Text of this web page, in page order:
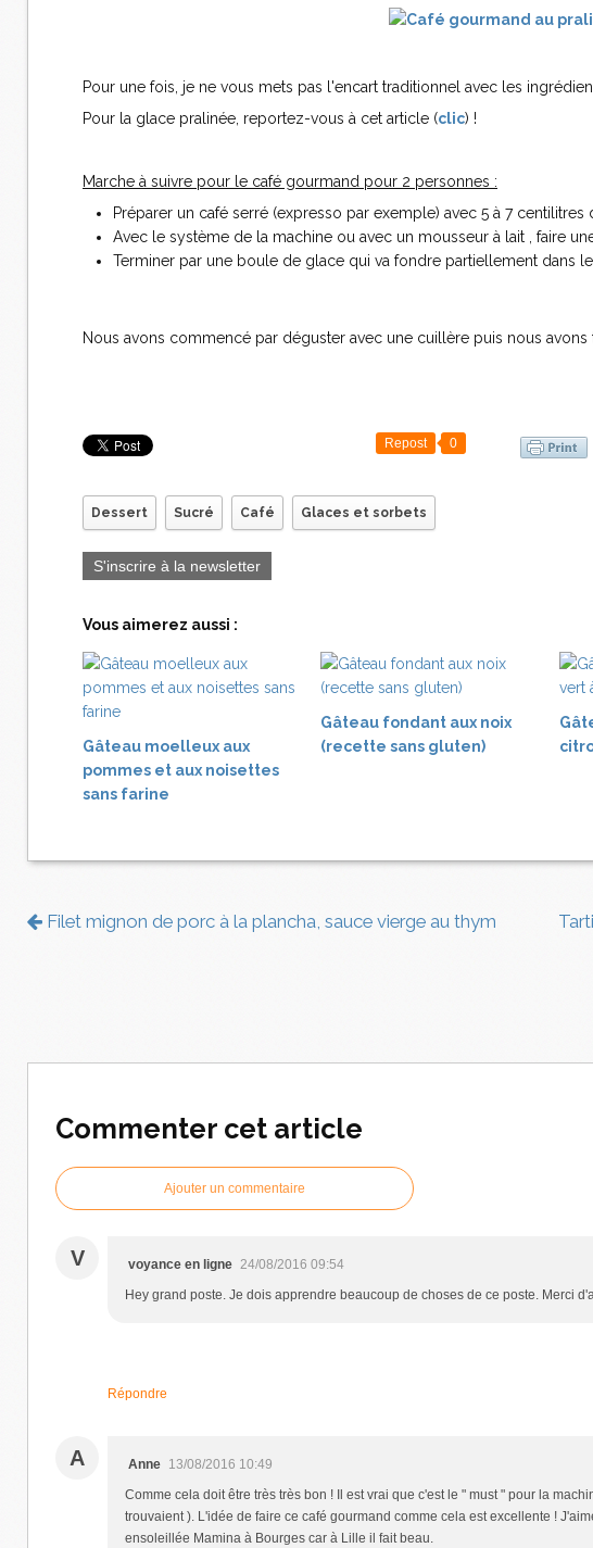
Pour une fois, je ne vous mets pas l'encart traditionnel avec les
Pour la glace pralinée, reportez-vous à cet article (clic) !
Marche à suivre pour le café gourmand pour 2 personnes :
Préparer un café serré (expresso par exemple) avec 5 à 7
Avec le système de la machine ou avec un mousseur à lait , faire
Terminer par une boule de glace qui va fondre partiellement dans le
Nous avons commencé par déguster avec une cuillère puis nous avons
Repost 0
Dessert Sucré Café Glaces et sorbets
S'inscrire à la newsletter
Vous aimerez aussi :
Gâteau moelleux aux
pommes et aux noisettes
sans farine
Gâteau fondant aux noix
(recette sans gluten)
Filet mignon de porc à la plancha, sauce vierge au thym
Commenter cet article
Ajouter un commentaire
V voyance en ligne 24/08/2016 09:54
Hey grand poste. Je dois apprendre beaucoup de choses de ce poste. Merci
Répondre
A Anne 13/08/2016 10:49
Comme cela doit être très très bon ! Il est vrai que c'est le " must " pour la
trouvaient ). L'idée de faire ce café gourmand comme cela est excellente !
ensoleillée Mamina à Bourges car à Lille il fait beau.